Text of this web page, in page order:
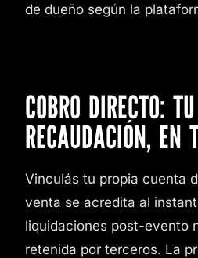
de dueño según la
COBRO DIRECTO: TU
RECAUDACIÓN, EN
Vinculás tu propia cuenta
venta se acredita al
liquidaciones post-evento
retenida por terceros. La